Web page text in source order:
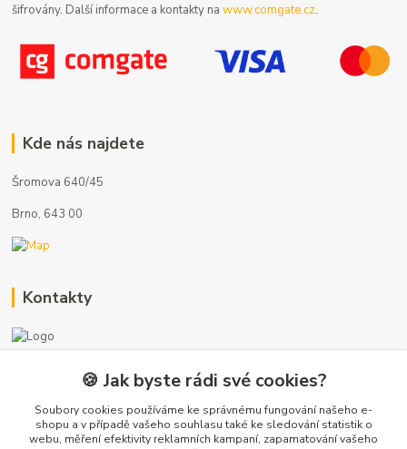
šifrovány. Další informace a kontakty nawww.comgate.cz.
Kde nás najdete
Šromova 640/45
Brno, 643 00
Kontakty
+420 722 121 761
info@koupelny-eshop.com
🍪 Jak byste rádi své cookies?
Soubory cookies používáme ke správnému fungování našeho e-
shopu a v případě vašeho souhlasu také ke sledování statistik o
webu, měření efektivity reklamních kampaní, zapamatování vašeho